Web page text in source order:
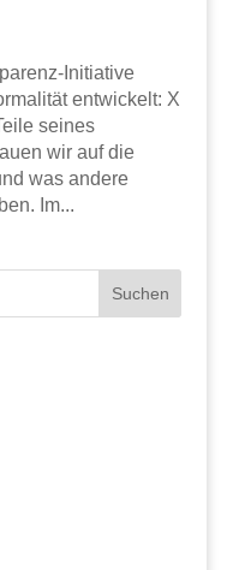
Initiative
entwickelt: X
seines
wir auf die
was andere
Im...